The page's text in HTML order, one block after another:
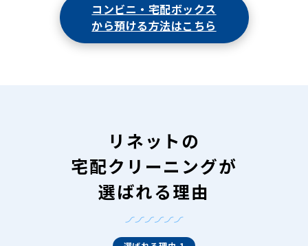
コンビニ・宅配ボックス
から預ける方法はこちら
リネットの
宅配クリーニングが
選ばれる理由